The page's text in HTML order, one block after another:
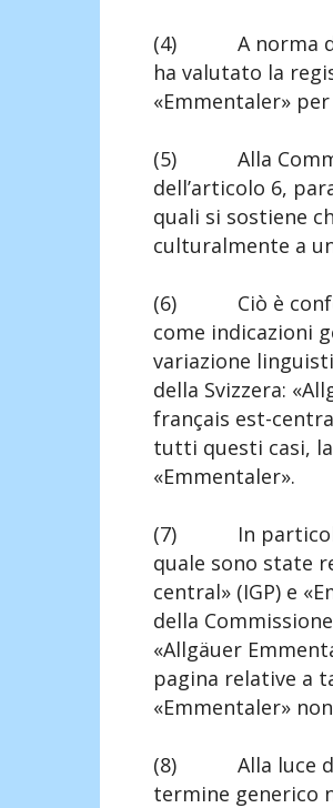
(4) A norma
ha valutato la
«Emmentaler»
(5) Alla
dell’articolo 6,
quali si sostiene
culturalmente a
(6) Ciò è
come indicazioni
variazione
della Svizzera:
français est-
tutti questi casi, la
«Emmentaler».
(7) In
quale sono state
central» (IGP) e
della
«Allgäuer
pagina relative a
«Emmentaler»
(8) Alla luce di
termine generico